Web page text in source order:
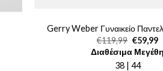
Gerry Weber Γυναικείο
€119,99 Original
price
was:
€59,99Η
Διαθέσιμα
38 | 44